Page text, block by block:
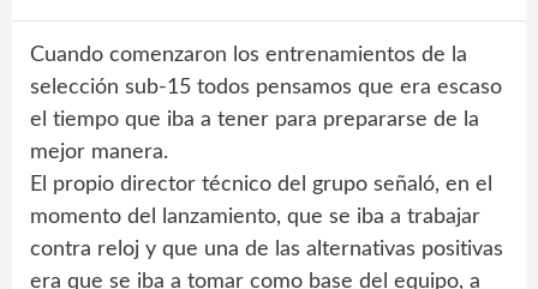
Cuando comenzaron los entrenamientos de la
selección sub-15 todos pensamos que era escaso
el tiempo que iba a tener para prepararse de la
mejor manera.
El propio director técnico del grupo señaló, en el
momento del lanzamiento, que se iba a trabajar
contra reloj y que una de las alternativas positivas
era que se iba a tomar como base del equipo, a